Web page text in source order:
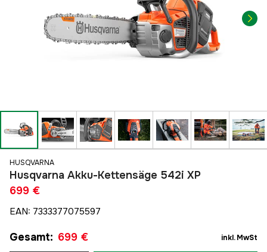
HUSQVARNA
Husqvarna Akku-Kettensäge 542i XP
699 €
EAN: 7333377075597
Gesamt: 699 € inkl. MwSt